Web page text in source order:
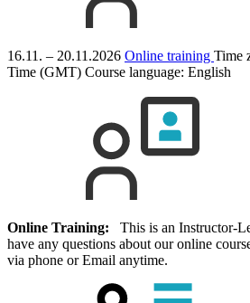
16.11. – 20.11.2026 Online training Time
Time (GMT) Course language: English
Online Training: This is an Instructor-
have any questions about our online
via phone or Email anytime.